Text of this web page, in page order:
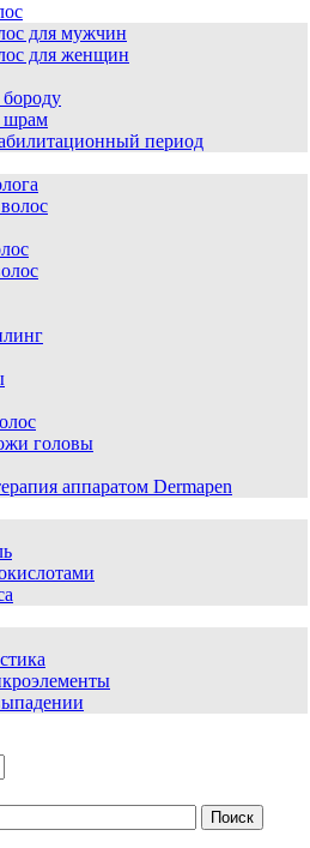
для мужчин
для женщин
шрам
период
головы
аппаратом Dermapen